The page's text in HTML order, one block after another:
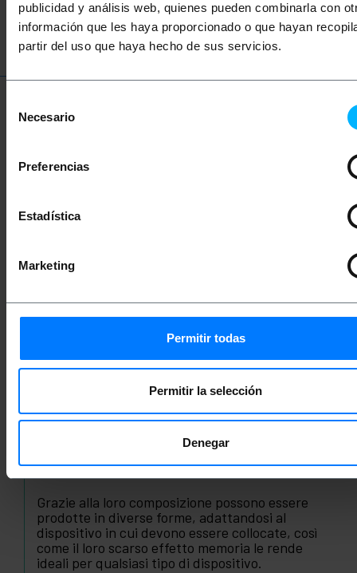
publicidad y análisis web, quienes pueden combinarla con
información que les haya proporcionado o que hayan
partir del uso que haya hecho de sus servicios.
Necesario
Preferencias
Estadística
Marketing
Permitir todas
Permitir la selección
Denegar
Termini tecnici
Batteria cicli di ricarica
Le batterie agli ioni di litio o al litio sono tra le
Possiamo trovare questo tipo di batterie in
telefoni cellulari, cuffie wireless, UPS,
smartwatch, auto, ecc.
Il litio è un metallo molto leggero in grado di
per la produzione di batterie.
A differenza di altri tipi di batterie sono un po'
più costose, ma in compenso sono molto più
durata di una Ni-Cd.
Grazie alla loro composizione possono essere
prodotte in diverse forme, adattandosi al
dispositivo in cui devono essere collocate, così
come il loro scarso effetto memoria le rende
ideali per qualsiasi tipo di dispositivo.